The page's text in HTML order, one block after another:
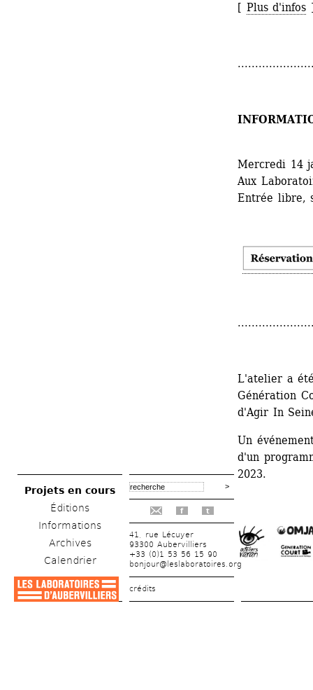
Projets en cours
Éditions
Informations
Archives
Calendrier
f t
41, rue Lécuyer
93300 Aubervilliers
+33 (0)1 53 56 15 90
bonjour@leslaboratoires.org
crédits
[ Plus d'infos
Mercredi 14
Aux
Entrée libre,
L'atelier a
Génération
d'Agir In
Un
d'un
2023.